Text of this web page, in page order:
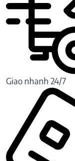
Giao nhanh 24/7